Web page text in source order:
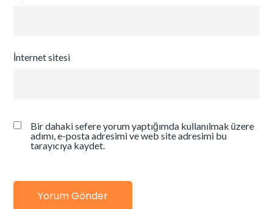
İnternet sitesi
Bir dahaki sefere yorum yaptığımda kullanılmak üzere
adımı, e-posta adresimi ve web site adresimi bu
tarayıcıya kaydet.